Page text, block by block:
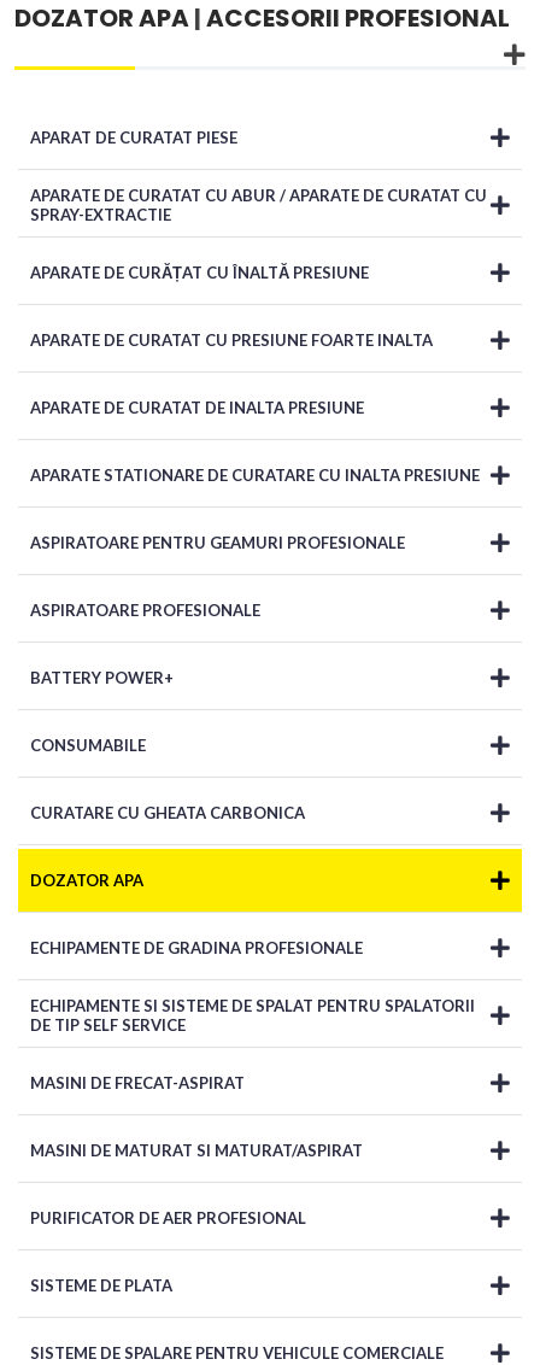
DOZATOR APA|ACCESORII PROFESIONAL
APARAT DE CURATAT PIESE
APARATE DE CURATAT CU ABUR / APARATE DE CURATAT CU
SPRAY-EXTRACTIE
APARATE DE CURĂȚAT CU ÎNALTĂ PRESIUNE
APARATE DE CURATAT CU PRESIUNE FOARTE INALTA
APARATE DE CURATAT DE INALTA PRESIUNE
APARATE STATIONARE DE CURATARE CU INALTA PRESIUNE
ASPIRATOARE PENTRU GEAMURI PROFESIONALE
ASPIRATOARE PROFESIONALE
BATTERY POWER+
CONSUMABILE
CURATARE CU GHEATA CARBONICA
DOZATOR APA
ECHIPAMENTE DE GRADINA PROFESIONALE
ECHIPAMENTE SI SISTEME DE SPALAT PENTRU SPALATORII
DE TIP SELF SERVICE
MASINI DE FRECAT-ASPIRAT
MASINI DE MATURAT SI MATURAT/ASPIRAT
PURIFICATOR DE AER PROFESIONAL
SISTEME DE PLATA
SISTEME DE SPALARE PENTRU VEHICULE COMERCIALE